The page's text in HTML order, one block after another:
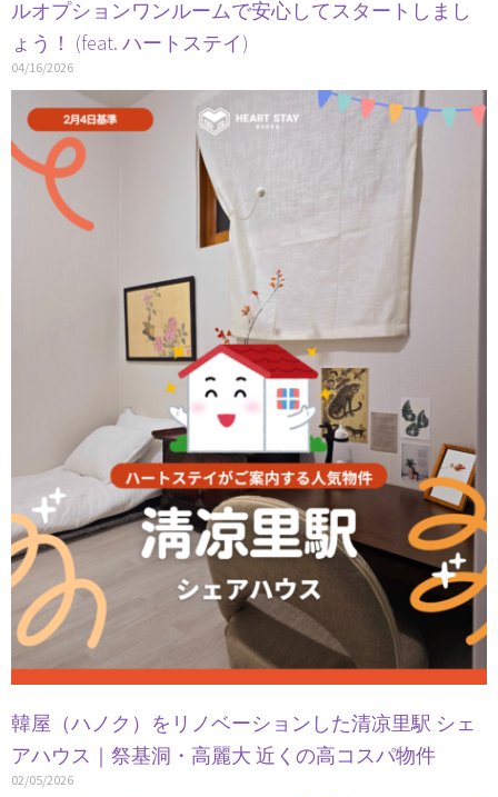
ルオプションワンルームで安心してスタートしまし
ょう！ (feat. ハートステイ)
04/16/2026
韓屋（ハノク）をリノベーションした清凉里駅 シェ
アハウス｜祭基洞・高麗大 近くの高コスパ物件
02/05/2026